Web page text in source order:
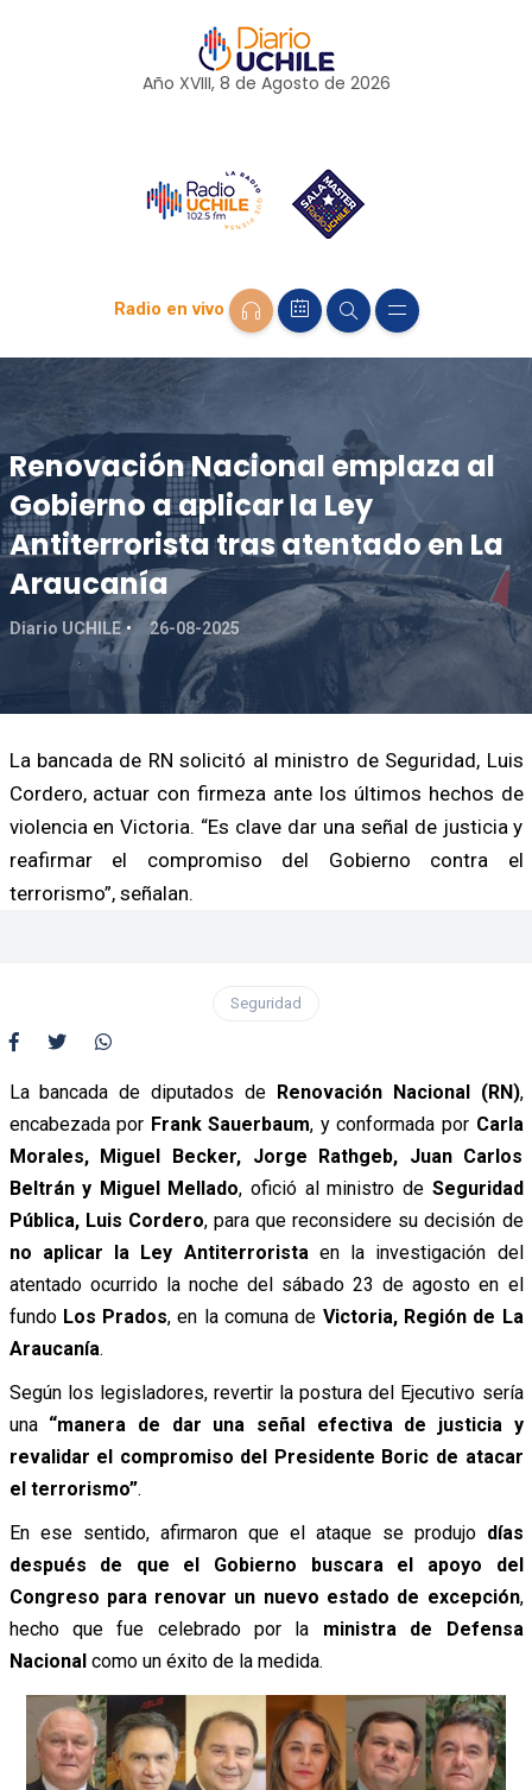
Año XVIII, 8 de Agosto de 2026
Radio en vivo
Renovación Nacional emplaza al
Gobierno a aplicar la Ley
Antiterrorista tras atentado en La
Araucanía
Diario UCHILE 26-08-2025
La bancada de RN solicitó al ministro de Seguridad, Luis
Cordero, actuar con firmeza ante los últimos hechos de
violencia en Victoria. “Es clave dar una señal de justicia y
reafirmar el compromiso del Gobierno contra el
terrorismo”, señalan.
Seguridad
La bancada de diputados de Renovación Nacional (RN),
encabezada por Frank Sauerbaum, y conformada por Carla
Morales, Miguel Becker, Jorge Rathgeb, Juan Carlos
Beltrán y Miguel Mellado, ofició al ministro de Seguridad
Pública, Luis Cordero, para que reconsidere su decisión de
no aplicar la Ley Antiterrorista en la investigación del
atentado ocurrido la noche del sábado 23 de agosto en el
fundo Los Prados, en la comuna de Victoria, Región de La
Araucanía.
Según los legisladores, revertir la postura del Ejecutivo sería
una “manera de dar una señal efectiva de justicia y
revalidar el compromiso del Presidente Boric de atacar
el terrorismo”.
En ese sentido, afirmaron que el ataque se produjo días
después de que el Gobierno buscara el apoyo del
Congreso para renovar un nuevo estado de excepción,
hecho que fue celebrado por la ministra de Defensa
Nacionalcomo un éxito de la medida.